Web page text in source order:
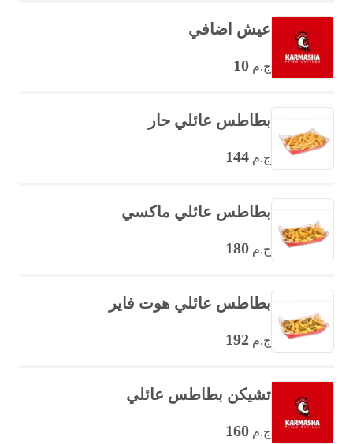
عيش اضافي
ج.م 10
بطاطس عائلي حار
ج.م 144
بطاطس عائلي ماكسي
ج.م 180
بطاطس عائلي هوت فاير
ج.م 192
تشيكن بطاطس عائلي
ج.م 160